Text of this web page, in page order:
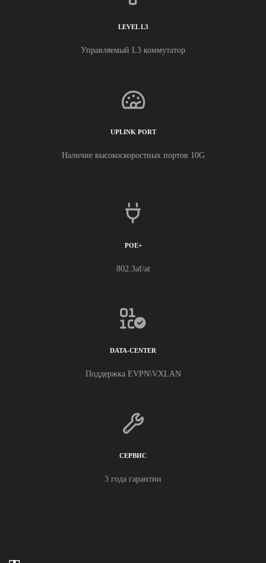
LEVEL L3
Управляемый L3 коммутатор
UPLINK PORT
Наличие высокоскоростных портов 10G
POE+
802.3af/at
DATA-CENTER
Поддержка EVPN\VXLAN
СЕРВИС
3 года гарантии